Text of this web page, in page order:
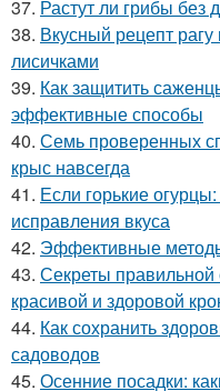
37. Растут ли грибы без
38. Вкусный рецепт рагу
лисичками
39. Как защитить
эффективные способы
40. Семь проверенных
крыс навсегда
41. Если горькие
исправления вкуса
42. Эффективные
43. Секреты правильной
красивой и здоровой
44. Как сохранить
садоводов
45. Осенние посадки: